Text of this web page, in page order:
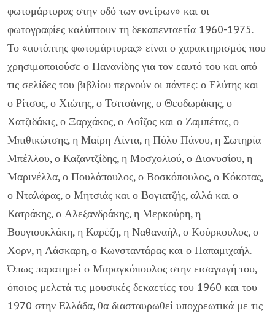
φωτομάρτυρας στην οδό των ονείρων» και οι
φωτογραφίες καλύπτουν τη δεκαπενταετία 1960-1975.
Το «αυτόπτης φωτομάρτυρας» είναι ο χαρακτηρισμός που
χρησιμοποιούσε ο Πανανίδης για τον εαυτό του και από
τις σελίδες του βιβλίου περνούν οι πάντες: ο Ελύτης και
ο Ρίτσος, ο Χιώτης, ο Τσιτσάνης, ο Θεοδωράκης, ο
Χατζιδάκις, ο Ξαρχάκος, ο Λοΐζος και ο Ζαμπέτας, ο
Μπιθικώτσης, η Μαίρη Λίντα, η Πόλυ Πάνου, η Σωτηρία
Μπέλλου, ο Καζαντζίδης, η Μοσχολιού, ο Διονυσίου, η
Μαρινέλλα, ο Πουλόπουλος, ο Βοσκόπουλος, ο Κόκοτας,
ο Νταλάρας, ο Μητσιάς και ο Βογιατζής, αλλά και ο
Κατράκης, ο Αλεξανδράκης, η Μερκούρη, η
Βουγιουκλάκη, η Καρέζη, η Ναθαναήλ, ο Κούρκουλος, ο
Χορν, η Λάσκαρη, ο Κωνσταντάρας και ο Παπαμιχαήλ.
Όπως παρατηρεί ο Μαραγκόπουλος στην εισαγωγή του,
όποιος μελετά τις μουσικές δεκαετίες του 1960 και του
1970 στην Ελλάδα, θα διασταυρωθεί υποχρεωτικά με τις